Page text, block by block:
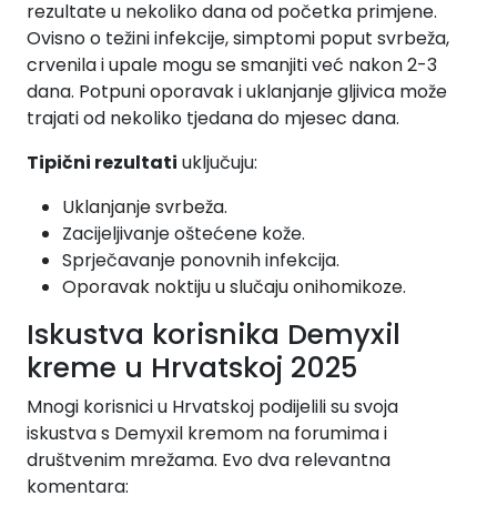
rezultate u nekoliko dana od početka primjene.
Ovisno o težini infekcije, simptomi poput svrbeža,
crvenila i upale mogu se smanjiti već nakon 2-3
dana. Potpuni oporavak i uklanjanje gljivica može
trajati od nekoliko tjedana do mjesec dana.
Tipični rezultati uključuju:
Uklanjanje svrbeža.
Zacijeljivanje oštećene kože.
Sprječavanje ponovnih infekcija.
Oporavak noktiju u slučaju onihomikoze.
Iskustva korisnika Demyxil
kreme u Hrvatskoj 2025
Mnogi korisnici u Hrvatskoj podijelili su svoja
iskustva s Demyxil kremom na forumima i
društvenim mrežama. Evo dva relevantna
komentara: